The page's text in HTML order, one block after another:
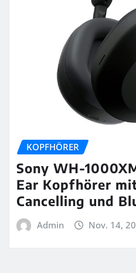
KOPFHÖRER
Sony WH-
Ear Kopfhörer
Cancelling und
Admin Nov. 14,